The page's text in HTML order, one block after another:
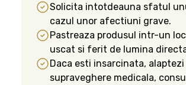
Solicita intotdeauna sfatul
cazul unor afectiuni grave.
Pastreaza produsul intr-un
uscat si ferit de lumina
Daca esti insarcinata, alaptezi
supraveghere medicala,